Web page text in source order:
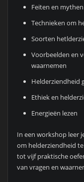
Feiten en
Technieken om
Soorten
Voorbeelden en
waarnemen
Helderziendheid
Ethiek en
Energieën lezen
In een workshop leer
om helderziendheid
tot vijf praktische
van vragen en